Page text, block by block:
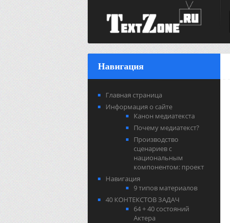
Навигация
Главная страница
Информация о сайте
Канон медиатекста
Почему медиатекст?
Производство
сценариев с
национальным
компонентом: проект
Навигация
9 типов материалов
40 КОНТЕКСТОВ ЗАДАЧ
64 + 40 состояний
Актера